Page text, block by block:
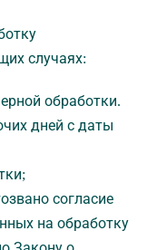
случаях:
обработки.
дней с даты
согласие
на обработку